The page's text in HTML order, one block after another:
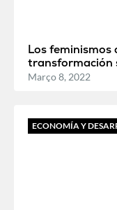
Los
transformación
Março 8, 2022
ECONOMÍA Y